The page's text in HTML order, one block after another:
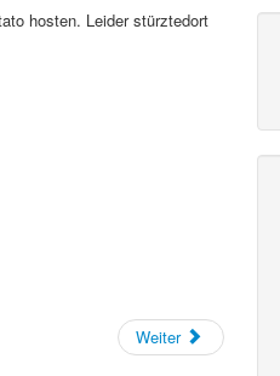
hosten. Leider stürztedort
Weiter